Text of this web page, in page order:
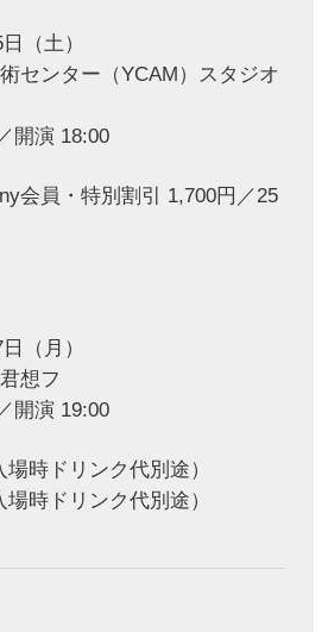
（土）
センター（YCAM）スタジオ
開演 18:00
会員・特別割引 1,700円／25
（月）
想フ
開演 19:00
時ドリンク代別途）
時ドリンク代別途）